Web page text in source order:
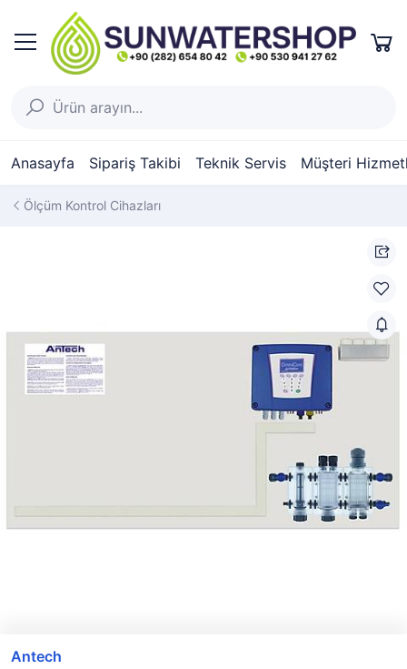
Anasayfa Sipariş Takibi Teknik Servis Müşteri
Ölçüm Kontrol Cihazları
Antech